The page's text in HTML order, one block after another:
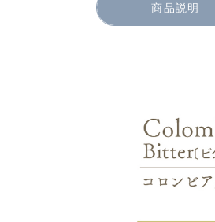
商品説明